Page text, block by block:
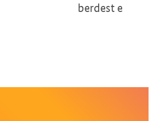
berdest e